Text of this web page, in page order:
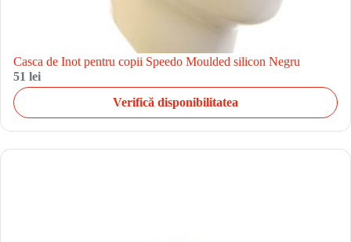
Casca de Inot pentru copii Speedo Moulded silicon Negru
51 lei
Verifică disponibilitatea